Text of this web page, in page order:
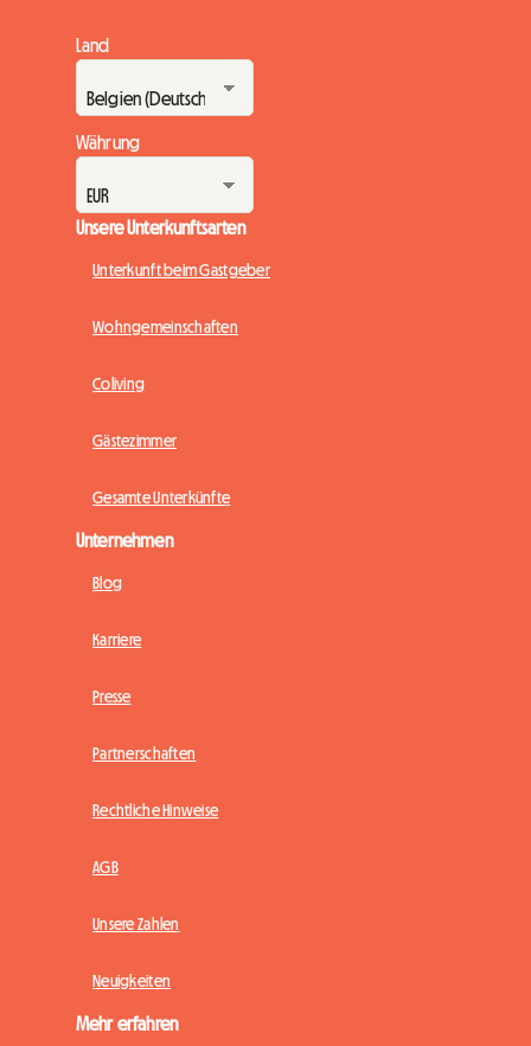
Land
Währung
Unsere Unterkunftsarten
Unterkunft beim Gastgeber
Wohngemeinschaften
Coliving
Gästezimmer
Gesamte Unterkünfte
Unternehmen
Blog
Karriere
Presse
Partnerschaften
Rechtliche Hinweise
AGB
Unsere Zahlen
Neuigkeiten
Mehr erfahren